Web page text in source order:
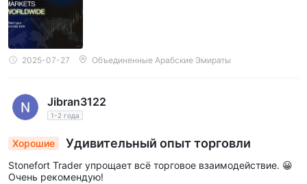
2025-07-27 Объединенные Арабские Эмираты
Jibran3122
1-2 года
Хорошие Удивительный опыт торговли
Stonefort Trader упрощает всё торговое взаимодействие. 😀
Очень рекомендую!